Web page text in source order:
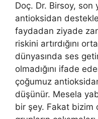
Doç. Dr. Birsoy, son
antioksidan
faydadan ziyade
riskini artırdığını
dünyasında ses
olmadığını ifade
çoğumuz
düşünür. Mesela
bir şey. Fakat bizim